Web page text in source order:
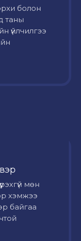
болон
таны
үйлчилгээ
мөн
хэмжээ
байгаа